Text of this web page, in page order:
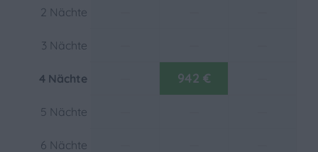
Gartenmöbel
Heizung und Kühlung
2 Nächte
3 Nächte
4 Nächte 942 €
5 Nächte
6 Nächte